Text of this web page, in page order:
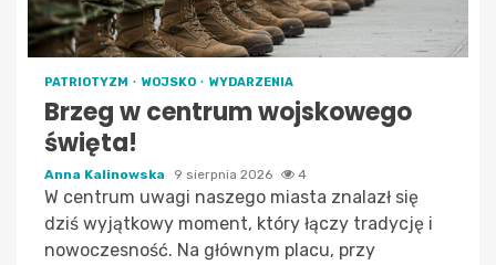
PATRIOTYZM WOJSKO WYDARZENIA
Brzeg w centrum wojskowego
święta!
Anna Kalinowska 9 sierpnia 2026 4
W centrum uwagi naszego miasta znalazł się
dziś wyjątkowy moment, który łączy tradycję i
nowoczesność. Na głównym placu, przy